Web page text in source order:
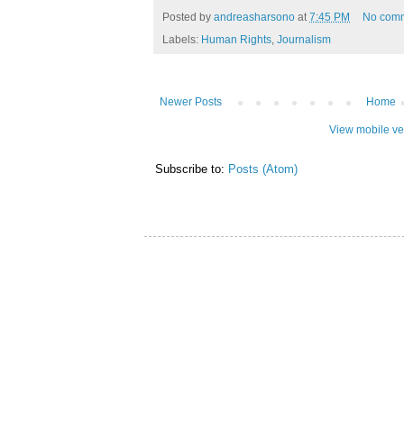
Posted by andreasharsono at 7:45 PM
No
Labels: Human Rights Journalism
Newer Posts Home
View mobile
Subscribe to: Posts (Atom)